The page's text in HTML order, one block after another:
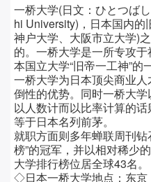
一桥大学(日文：ひとつば
hi University)，日本国内的
神户大学、大阪市立大学)
的。一桥大学是一所专攻
本国立大学“旧帝一工神”的
一桥大学为日本顶尖商业
倒性的优势。同时一桥大
以人数计而以比率计算的
等于日本名列前茅。
就职方面则多年蝉联周刊
榜”的冠军，并以相对稀少
大学排行榜位居全球43名。
◇日本一桥大学地点： 东京